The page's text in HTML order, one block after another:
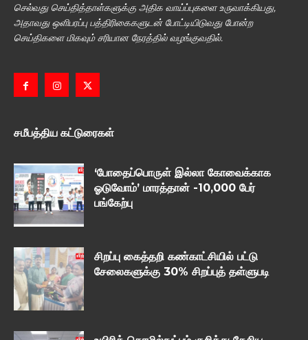
செல்வது செய்தித்தாள்களுக்கு அதிக வாய்ப்புகளை உருவாக்கியது,
அதாவது ஒளிபரப்பு பத்திரிகைகளுடன் போட்டியிடுவது போன்ற
செய்திகளை மிகவும் சரியான நேரத்தில் வழங்குவதில்.
சமீபத்திய கட்டுரைகள்
‘போதைப்பொருள் இல்லா கோவைக்காக
ஓடுவோம்’ மாரத்தான் -10,000 பேர்
பங்கேற்பு
சிறப்பு கைத்தறி கண்காட்சியில் பட்டு
சேலைகளுக்கு 30% சிறப்புத் தள்ளுபடி